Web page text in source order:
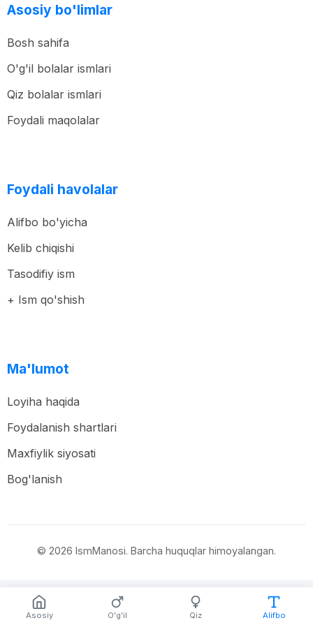
Asosiy bo'limlar
Bosh sahifa
O'g'il bolalar ismlari
Qiz bolalar ismlari
Foydali maqolalar
Foydali havolalar
Alifbo bo'yicha
Kelib chiqishi
Tasodifiy ism
+ Ism qo'shish
Ma'lumot
Loyiha haqida
Foydalanish shartlari
Maxfiylik siyosati
Bog'lanish
© 2026 IsmManosi. Barcha huquqlar himoyalangan.
Asosiy O'g'il Qiz Alifbo